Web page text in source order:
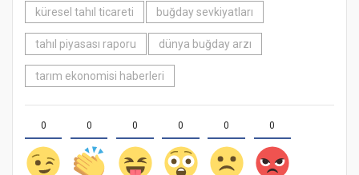
küresel tahıl ticareti buğday sevkiyatları
tahıl piyasası raporu dünya buğday arzı
tarım ekonomisi haberleri
0 0 0 0 0 0